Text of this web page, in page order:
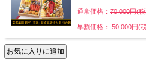
通常価格： 70,000円(
早割価格： 50,000円(